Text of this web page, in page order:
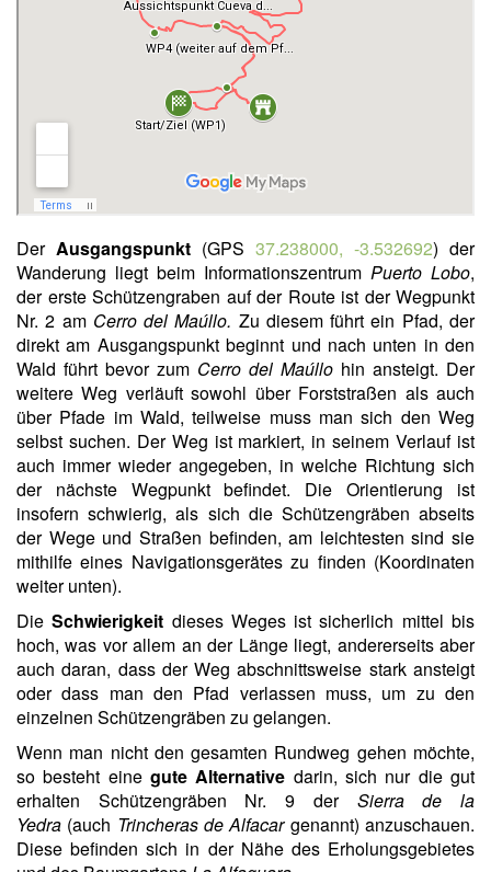
Der Ausgangspunkt (GPS 37.238000, -3.532692) der
Wanderung liegt beim Informationszentrum Puerto Lobo,
der erste Schützengraben auf der Route ist der Wegpunkt
Nr. 2 am Cerro del Maúllo. Zu diesem führt ein Pfad, der
direkt am Ausgangspunkt beginnt und nach unten in den
Wald führt bevor zum Cerro del Maúllo hin ansteigt. Der
weitere Weg verläuft sowohl über Forststraßen als auch
über Pfade im Wald, teilweise muss man sich den Weg
selbst suchen. Der Weg ist markiert, in seinem Verlauf ist
auch immer wieder angegeben, in welche Richtung sich
der nächste Wegpunkt befindet. Die Orientierung ist
insofern schwierig, als sich die Schützengräben abseits
der Wege und Straßen befinden, am leichtesten sind sie
mithilfe eines Navigationsgerätes zu finden (Koordinaten
weiter unten).
DieSchwierigkeit dieses Weges ist sicherlich mittel bis
hoch, was vor allem an der Länge liegt, andererseits aber
auch daran, dass der Weg abschnittsweise stark ansteigt
oder dass man den Pfad verlassen muss, um zu den
einzelnen Schützengräben zu gelangen.
Wenn man nicht den gesamten Rundweg gehen möchte,
so besteht eine gute Alternative darin, sich nur die gut
erhalten Schützengräben Nr. 9 der Sierra de la
Yedra (auch Trincheras de Alfacargenannt) anzuschauen.
Diese befinden sich in der Nähe des Erholungsgebietes